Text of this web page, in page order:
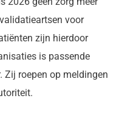
voor
zijn hierdoor
is passende
Zij roepen op meldingen